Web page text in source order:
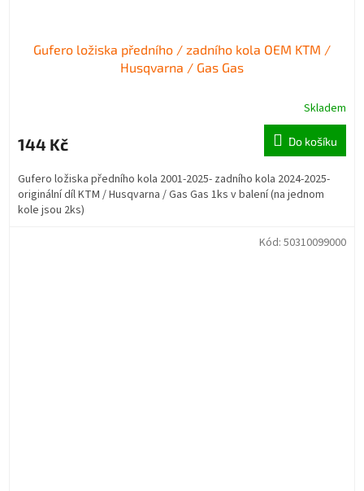
Gufero ložiska předního / zadního kola OEM KTM /
Husqvarna / Gas Gas
Skladem
144 Kč Do košíku
Gufero ložiska předního kola 2001-2025- zadního kola 2024-2025-
originální díl KTM / Husqvarna / Gas Gas 1ks v balení (na jednom
kole jsou 2ks)
Kód: 50310099000